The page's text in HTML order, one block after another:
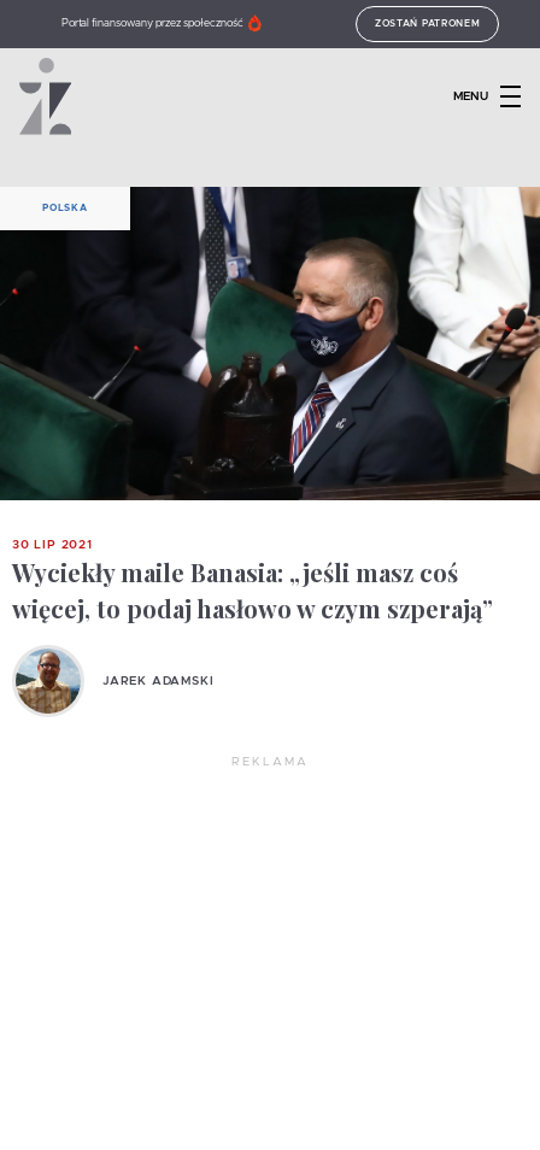
Portal finansowany przez społeczność ZOSTAŃ PATRONEM
MENU
POLSKA
30 LIP 2021
Wyciekły maile Banasia: „jeśli masz coś
więcej, to podaj hasłowo w czym szperają”
JAREK ADAMSKI
REKLAMA